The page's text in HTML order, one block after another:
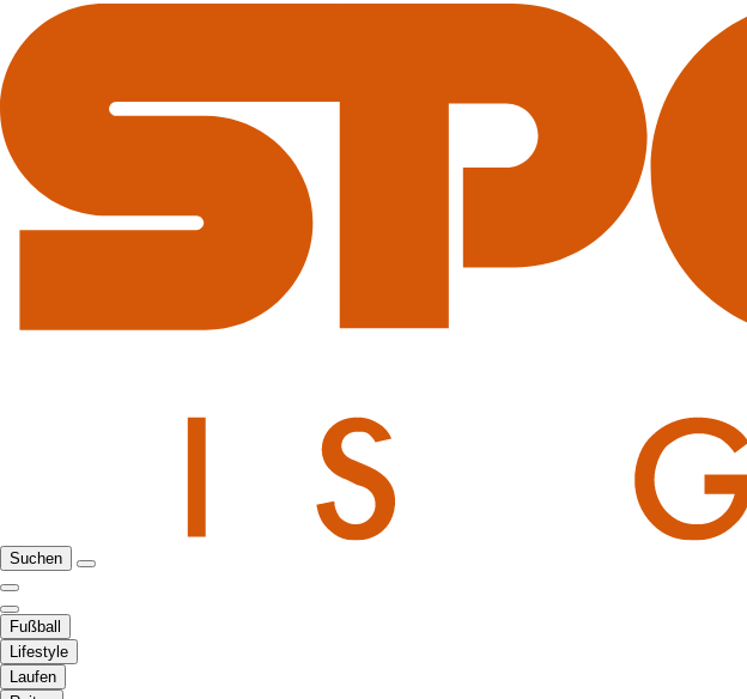
Suchen
Fußball
Lifestyle
Laufen